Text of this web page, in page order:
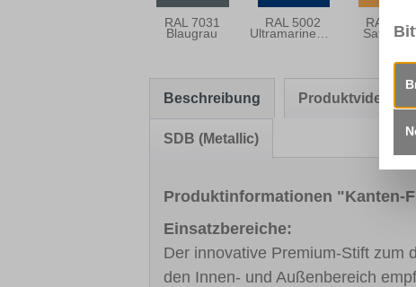
RAL 7031
Blaugrau
RAL 5002 RAL 1017
Beschreibung Produktvideo
SDB (Metallic)
Produktinformationen "Kanten-
Einsatzbereiche:
Der innovative Premium-Stift zum
den Innen- und Außenbereich